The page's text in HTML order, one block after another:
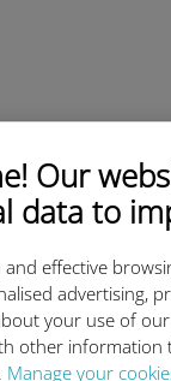
Our
data to
effective
advertising,
your use of
other information
Manage your